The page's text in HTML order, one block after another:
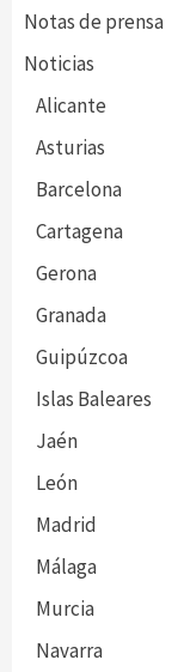
Notas de prensa
Noticias
Alicante
Asturias
Barcelona
Cartagena
Gerona
Granada
Guipúzcoa
Islas Baleares
Jaén
León
Madrid
Málaga
Murcia
Navarra